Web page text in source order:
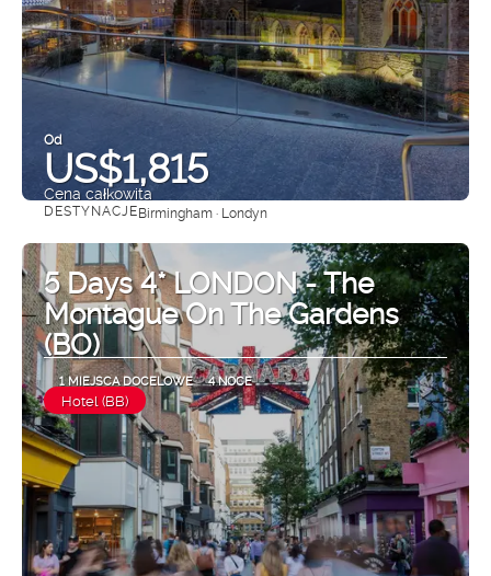
Od
US$1,815
Cena całkowita
Zobacz
DESTYNACJEBirmingham · Londyn
5 Days 4* LONDON - The
Montague On The Gardens
(BO)
1 MIEJSCA DOCELOWE 4 NOCE
Hotel (BB)